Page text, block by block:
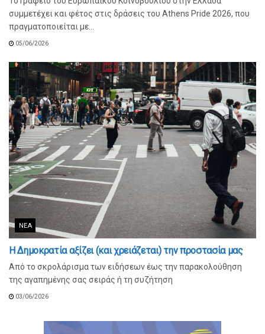
συμμετέχει και φέτος στις δράσεις του Athens Pride 2026, που
πραγματοποιείται με...
05/06/2026
ΝΈΑ
Η Δημοκρατία αξίζει (και χρειάζεται) την προστασία μας
Από το σκρολάρισμα των ειδήσεων έως την παρακολούθηση
της αγαπημένης σας σειράς ή τη συζήτηση
03/06/2026